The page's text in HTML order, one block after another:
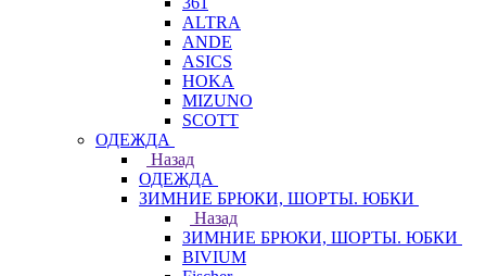
ALTRA
ANDE
ASICS
HOKA
MIZUNO
SCOTT
ОДЕЖДА
Назад
ОДЕЖДА
ЗИМНИЕ БРЮКИ, ШОРТЫ. ЮБКИ
Назад
ЗИМНИЕ БРЮКИ, ШОРТЫ. ЮБКИ
BIVIUM